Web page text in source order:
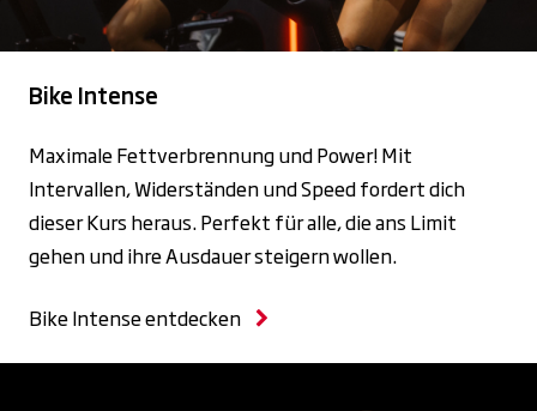
Bike Intense
Maximale Fettverbrennung und Power! Mit
Intervallen, Widerständen und Speed fordert dich
dieser Kurs heraus. Perfekt für alle, die ans Limit
gehen und ihre Ausdauer steigern wollen.
Bike Intense entdecken